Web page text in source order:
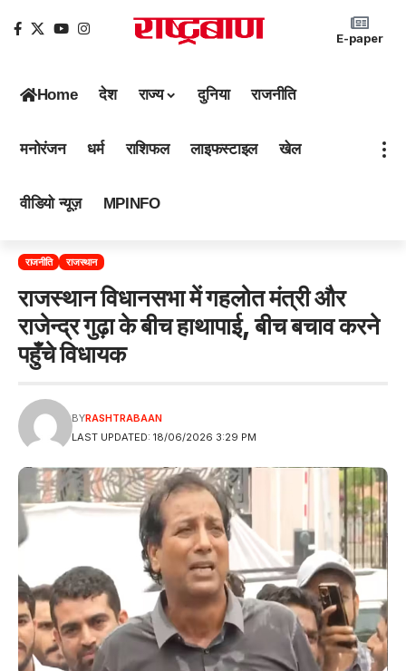
E-paper
Home देश राज्य दुनिया राजनीति
मनोरंजन धर्म राशिफल लाइफस्टाइल खेल
वीडियो न्यूज़ MPINFO
राजनीति राजस्थान
राजस्थान विधानसभा में गहलोत मंत्री और
राजेन्द्र गुढ़ा के बीच हाथापाई, बीच बचाव करने
पहुँचे विधायक
LAST UPDATED: 18/06/2026 3:29 PM
BYRASHTRABAAN